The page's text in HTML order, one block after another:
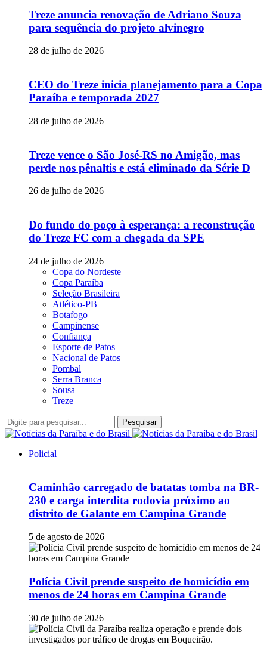
Treze anuncia renovação de Adriano Souza
para sequência do projeto alvinegro
28 de julho de 2026
CEO do Treze inicia planejamento para a Copa
Paraíba e temporada 2027
28 de julho de 2026
Treze vence o São José-RS no Amigão, mas
perde nos pênaltis e está eliminado da Série D
26 de julho de 2026
Do fundo do poço à esperança: a reconstrução
do Treze FC com a chegada da SPE
24 de julho de 2026
Copa do Nordeste
Copa Paraíba
Seleção Brasileira
Atlético-PB
Botafogo
Campinense
Confiança
Esporte de Patos
Nacional de Patos
Pombal
Serra Branca
Sousa
Treze
Pesquisar
Policial
Caminhão carregado de batatas tomba na BR-
230 e carga interdita rodovia próximo ao
distrito de Galante em Campina Grande
5 de agosto de 2026
Polícia Civil prende suspeito de homicídio em
menos de 24 horas em Campina Grande
30 de julho de 2026